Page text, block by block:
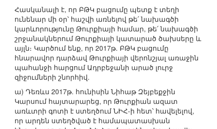
Հասկանալի է, որ ԲԹԿ բացումը պետք է տեղի
ունենար մի օր՝ հաշվի առնելով թե՛ նախագծի
կարևորությունը Թուրքիայի համար, թե՛ նախագծի
շրջանակներում Թուրքիայի կատարած ծախսերը և
այլն։ Կարծում ենք, որ 2017թ. ԲԹԿ բացումը
հնարավոր դարձավ Թուրքիայի վերոնշյալ առաջին
պահանջի հարցում Ադրբեջանի արած լուրջ
զիջումների շնորհիվ.
ա) Դեռևս 2017թ. հունիսին Նիհաթ Զեյբեքջին
Կարսում հայտարարեց, որ Թուրքիան ազատ
առևտրի գոտի է ստեղծում ՆԻՀ-ի հետ՝ հավելելով,
որ արդեն ստեղծված է համապատասխան